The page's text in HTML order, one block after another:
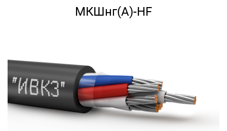
МКШнг(А)-HF